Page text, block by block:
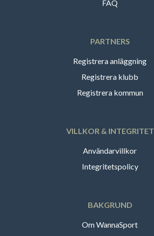
FAQ
PARTNERS
Registrera anläggning
Registrera klubb
Registrera kommun
VILLKOR & INTEGRITET
Användarvillkor
Integritetspolicy
BAKGRUND
Om WannaSport